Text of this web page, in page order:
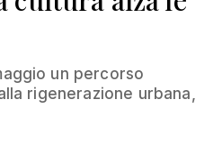
un percorso
rigenerazione urbana,